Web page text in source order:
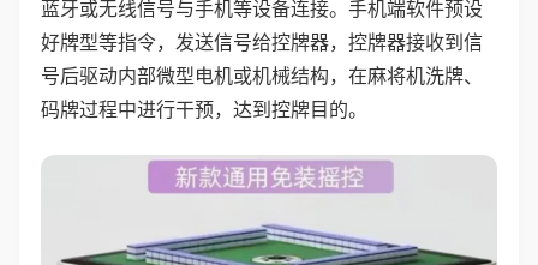
蓝牙或无线信号与手机等设备连接。手机端软件预设
好牌型等指令，发送信号给控牌器，控牌器接收到信
号后驱动内部微型电机或机械结构，在麻将机洗牌、
码牌过程中进行干预，达到控牌目的。